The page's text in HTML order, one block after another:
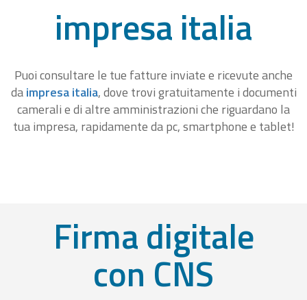
impresa italia
Puoi consultare le tue fatture inviate e ricevute anche
daimpresa italia, dove trovi gratuitamente i documenti
camerali e di altre amministrazioni che riguardano la
tua impresa, rapidamente da pc, smartphone e tablet!
Firma digitale
con CNS